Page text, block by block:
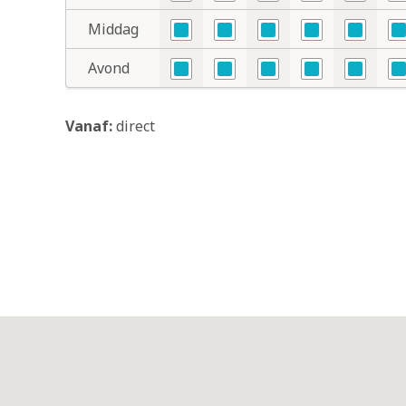
Nee
Nee Nee Nee Nee
Middag
Nee
Nee Nee Nee Nee
Avond
Nee
Nee Nee Nee Nee
Vanaf:direct